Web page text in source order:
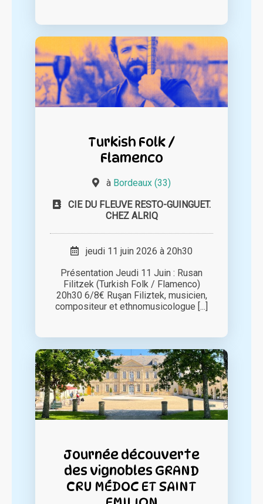
Turkish Folk /
Flamenco
à Bordeaux (33)
CIE DU FLEUVE RESTO-GUINGUET.
CHEZ ALRIQ
jeudi 11 juin 2026 à 20h30
Présentation Jeudi 11 Juin : Rusan
Filitzek (Turkish Folk / Flamenco)
20h30 6/8€ Ruşan Filiztek, musicien,
compositeur et ethnomusicologue [...]
Journée découverte
des vignobles GRAND
CRU MÉDOC ET SAINT